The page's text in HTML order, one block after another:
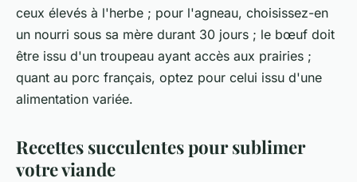
ceux élevés à l'herbe ; pour l'agneau, choisissez-en
un nourri sous sa mère durant 30 jours ; le bœuf doit
être issu d'un troupeau ayant accès aux prairies ;
quant au porc français, optez pour celui issu d'une
alimentation variée.
Recettes succulentes pour sublimer
votre viande